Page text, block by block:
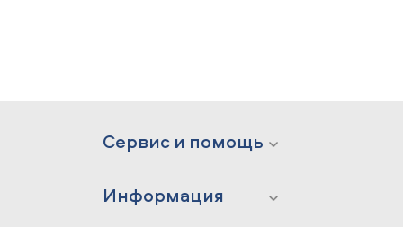
Сервис и помощь
Информация